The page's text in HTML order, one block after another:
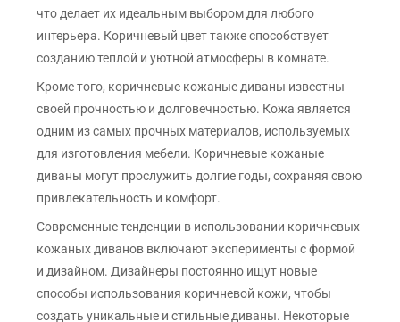
что делает их идеальным выбором для любого
интерьера. Коричневый цвет также способствует
созданию теплой и уютной атмосферы в комнате.
Кроме того, коричневые кожаные диваны известны
своей прочностью и долговечностью. Кожа является
одним из самых прочных материалов, используемых
для изготовления мебели. Коричневые кожаные
диваны могут прослужить долгие годы, сохраняя свою
привлекательность и комфорт.
Современные тенденции в использовании коричневых
кожаных диванов включают эксперименты с формой
и дизайном. Дизайнеры постоянно ищут новые
способы использования коричневой кожи, чтобы
создать уникальные и стильные диваны. Некоторые